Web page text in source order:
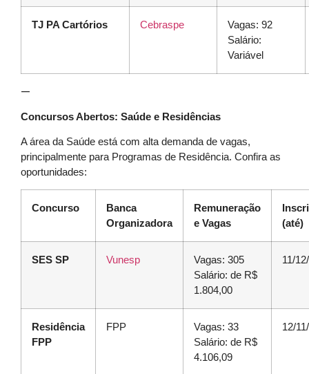
TJ PA Cartórios Cebraspe
Vagas: 92
Salário:
Variável
—
Concursos Abertos: Saúde e Residências
A área da Saúde está com alta demanda de vagas,
principalmente para Programas de Residência. Confira as
oportunidades:
Concurso
Banca
Organizadora
Remuneração
e Vagas
(até)
SES SP Vunesp
Vagas: 305
Salário: de R$
1.804,00
11/
Residência
FPP
FPP
Vagas: 33
Salário: de R$
4.106,09
12/